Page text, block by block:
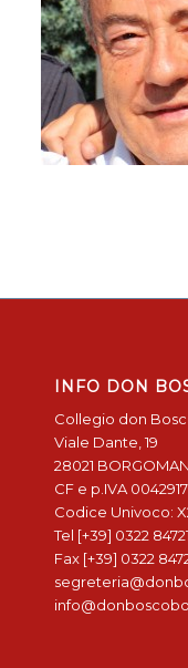
INFO DON
Collegio don
Viale Dante, 19
28021
CF e p.IVA
Codice Univoco:
Tel [+39] 0322
Fax [+39] 0322